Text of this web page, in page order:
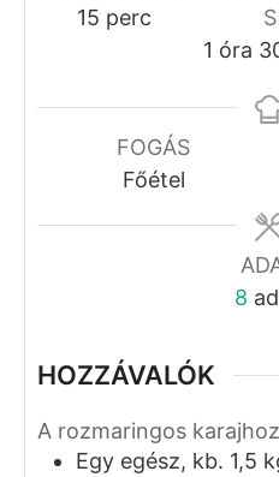
15 perc
perc
S
1 óra
óra
FOGÁS
Főétel
8
HOZZÁVALÓK
A rozmaringos karajhoz
Egy egész, kb. 1,5